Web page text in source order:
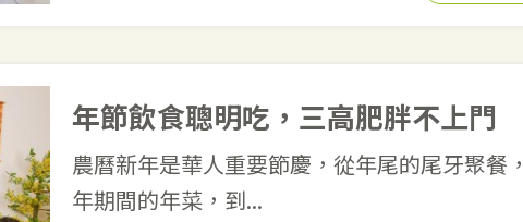
年節飲食聰明吃，三高肥胖不上門
農曆新年是華人重要節慶，從年尾的尾牙聚餐
年期間的年菜，到...